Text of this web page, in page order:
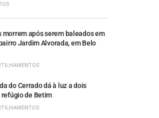
morrem após serem baleados em
Jardim Alvorada, em Belo
do Cerrado dá à luz a dois
de Betim